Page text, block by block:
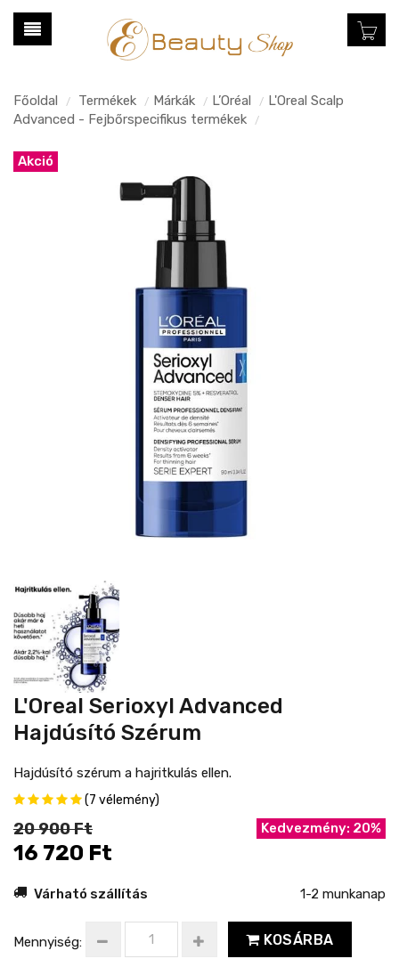
Főoldal / Termékek / Márkák / L’Oréal / L'Oreal Scalp
Advanced - Fejbőrspecifikus termékek
/
Akció
L'Oreal Serioxyl Advanced
Hajdúsító Szérum
Hajdúsító szérum a hajritkulás ellen.
(7 vélemény)
20 900 Ft
16 720 Ft
Kedvezmény: 20%
Várható szállítás 1-2 munkanap
Mennyiség: KOSÁRBA